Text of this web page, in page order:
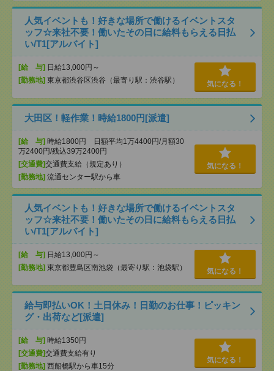
人気イベントも！好きな場所で働けるイベントスタ
ッフ☆来社不要！働いたその日に給料もらえる日払
い/T1[アルバイト]
[給 与] 日給13,000円～
[勤務地] 東京都渋谷区渋谷（最寄り駅：渋谷駅） 気になる！
大田区！軽作業！時給1800円[派遣]
[給 与] 時給1800円 日額平均1万4400円/月額30
万2400円/残込39万2400円
[交通費]交通費支給（規定あり）
[勤務地] 流通センター駅から車
気になる！
人気イベントも！好きな場所で働けるイベントスタ
ッフ☆来社不要！働いたその日に給料もらえる日払
い/T1[アルバイト]
[給 与] 日給13,000円～
[勤務地] 東京都豊島区南池袋（最寄り駅：池袋駅） 気になる！
給与即払いOK！土日休み！日勤のお仕事！ピッキン
グ・出荷など[派遣]
[給 与] 時給1350円
[交通費]交通費支給有り
[勤務地] 西船橋駅から車15分
気になる！